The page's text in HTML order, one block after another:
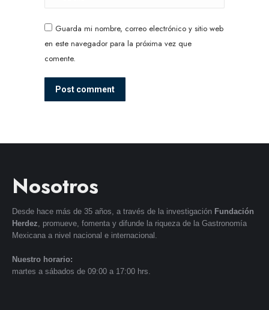
Guarda mi nombre, correo electrónico y sitio web
en este navegador para la próxima vez que
comente.
Post comment
Nosotros
Desde hace más de 35 años, a través de la investigación Fundación
Herdez, promueve, fomenta y difunde la riqueza de la Gastronomía
Mexicana a nivel nacional e internacional.
Nuestro horario:
martes a sábados de 09:00 a 17:00 hrs.